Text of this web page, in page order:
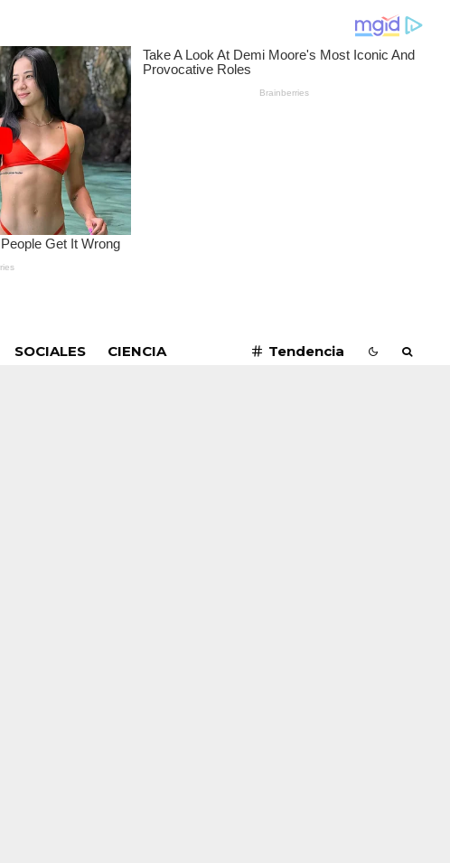
SOCIALES CIENCIA Tendencia